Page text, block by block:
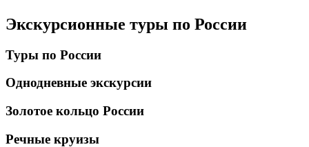
Экскурсионные туры по России
Туры по России
Однодневные экскурсии
Золотое кольцо России
Речные круизы